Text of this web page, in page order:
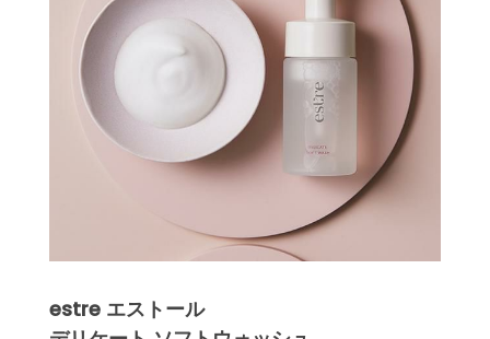
estre エストール